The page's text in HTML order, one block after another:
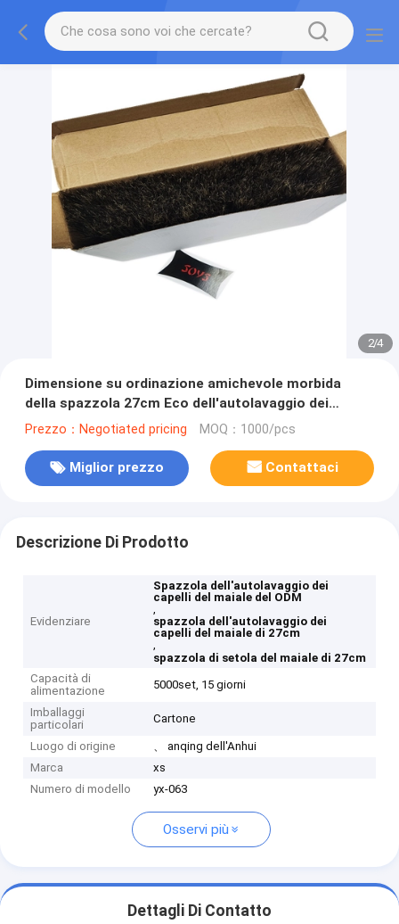
2/4
Dimensione su ordinazione amichevole morbida
della spazzola 27cm Eco dell'autolavaggio dei
capelli del maiale di scorrimento dell'acqua
Prezzo：Negotiated pricing MOQ：1000/pcs
Miglior prezzo Contattaci
Descrizione Di Prodotto
Evidenziare
Spazzola dell'autolavaggio dei
capelli del maiale del ODM
,
spazzola dell'autolavaggio dei
capelli del maiale di 27cm
,
spazzola di setola del maiale di 27cm
Capacità di
alimentazione
5000set, 15 giorni
Imballaggi
particolari
Cartone
Luogo di origine
、 anqing dell'Anhui
Marca
xs
Numero di modello
yx-063
Osservi più
Dettagli Di Contatto